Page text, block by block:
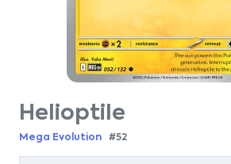
Helioptile
Mega Evolution #52